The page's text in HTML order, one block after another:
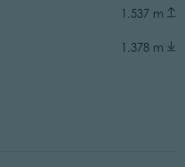
1.537 m
1.378 m